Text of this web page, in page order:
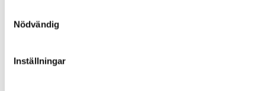
Nödvändig
Inställningar
SNABBVAL
Öppettider växel och reception i kommunhuset